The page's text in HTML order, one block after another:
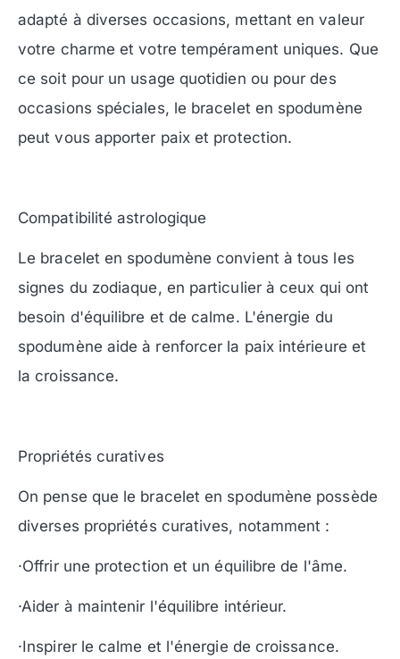
adapté à diverses occasions, mettant en valeur
votre charme et votre tempérament uniques. Que
ce soit pour un usage quotidien ou pour des
occasions spéciales, le bracelet en spodumène
peut vous apporter paix et protection.
Compatibilité astrologique
Le bracelet en spodumène convient à tous les
signes du zodiaque, en particulier à ceux qui ont
besoin d'équilibre et de calme. L'énergie du
spodumène aide à renforcer la paix intérieure et
la croissance.
Propriétés curatives
On pense que le bracelet en spodumène possède
diverses propriétés curatives, notamment :
·Offrir une protection et un équilibre de l'âme.
·Aider à maintenir l'équilibre intérieur.
·Inspirer le calme et l'énergie de croissance.